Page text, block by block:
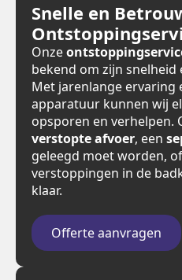
Snelle en
Onze
bekend om zijn
Met jarenlange ervaring
apparatuur kunnen wij
opsporen en verhelpen.
verstopte afvoer, een
geleegd moet worden,
verstoppingen in de
klaar.
Offerte aanvragen